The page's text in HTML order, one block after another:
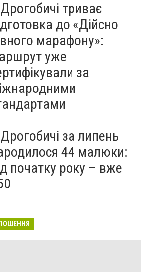
триває
до «Дійсно
марафону»:
уже
за
за липень
44 малюки:
початку року – вже